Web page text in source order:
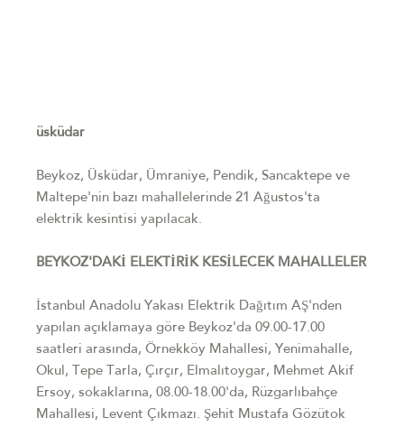
üsküdar
Beykoz, Üsküdar, Ümraniye, Pendik, Sancaktepe ve
Maltepe'nin bazı mahallelerinde 21 Ağustos'ta
elektrik kesintisi yapılacak.
BEYKOZ'DAKİ ELEKTİRİK KESİLECEK MAHALLELER
İstanbul Anadolu Yakası Elektrik Dağıtım AŞ'nden
yapılan açıklamaya göre Beykoz'da 09.00-17.00
saatleri arasında, Örnekköy Mahallesi, Yenimahalle,
Okul, Tepe Tarla, Çırçır, Elmalıtoygar, Mehmet Akif
Ersoy, sokaklarına, 08.00-18.00'da, Rüzgarlıbahçe
Mahallesi, Levent Çıkmazı. Şehit Mustafa Gözütok